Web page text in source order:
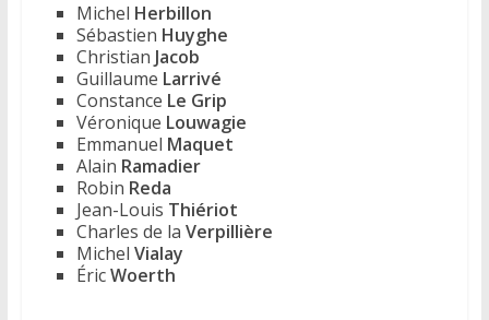
Michel Herbillon
Sébastien Huyghe
Christian Jacob
Guillaume Larrivé
Constance Le Grip
Véronique Louwagie
Emmanuel Maquet
Alain Ramadier
Robin Reda
Jean-Louis Thiériot
Charles de la Verpillière
Michel Vialay
ÉricWoerth